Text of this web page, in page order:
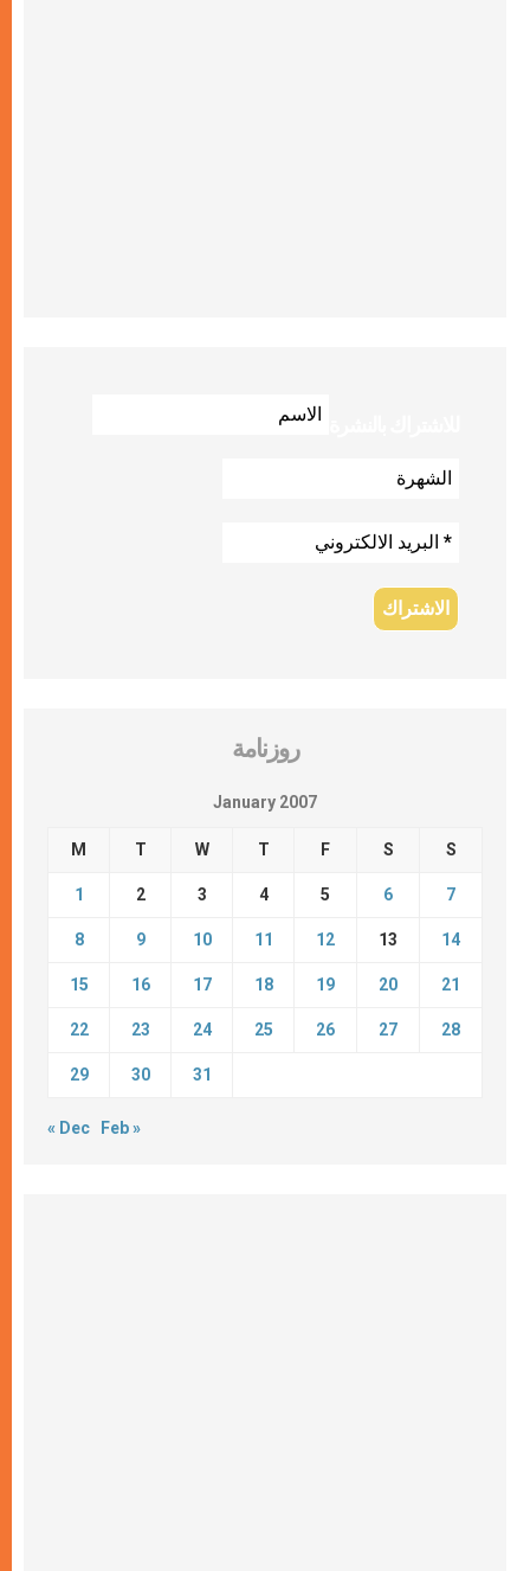
روزنامة
January 2007
M T W T F S S
1 2 3 4 5 6 7
8 9 10 11 12 13 14
15 16 17 18 19 20 21
22 23 24 25 26 27 28
29 30 31
« Dec Feb »